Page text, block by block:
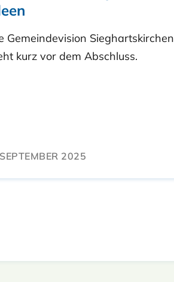
Gemeindevision Sieghartskirchen
kurz vor dem Abschluss.
2025